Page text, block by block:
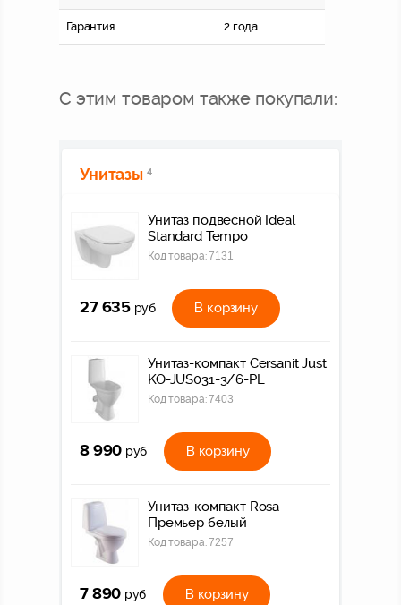
Гарантия 2 года
С этим товаром также покупали:
Унитазы 4
Унитаз подвесной Ideal
Standard Tempo
Код товара:7131
27 635 руб В корзину
Унитаз-компакт Cersanit Just
KO-JUS031-3/6-PL
Код товара:7403
8 990 руб В корзину
Унитаз-компакт Rosa
Премьер белый
Код товара:7257
7 890 руб В корзину